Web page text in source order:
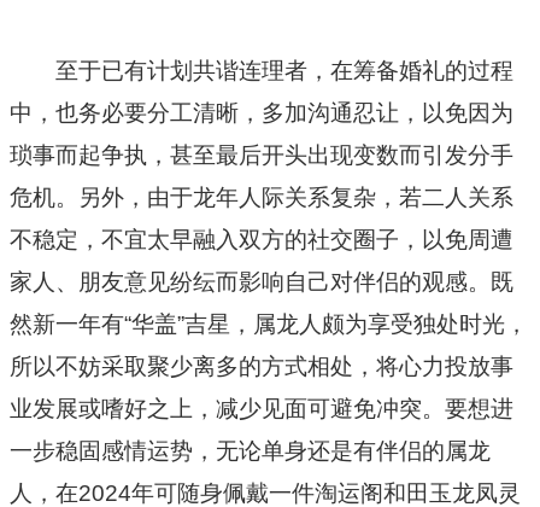
至于已有计划共谐连理者，在筹备婚礼的过程
中，也务必要分工清晰，多加沟通忍让，以免因为
琐事而起争执，甚至最后开头出现变数而引发分手
危机。另外，由于龙年人际关系复杂，若二人关系
不稳定，不宜太早融入双方的社交圈子，以免周遭
家人、朋友意见纷纭而影响自己对伴侣的观感。既
然新一年有“华盖”吉星，属龙人颇为享受独处时光，
所以不妨采取聚少离多的方式相处，将心力投放事
业发展或嗜好之上，减少见面可避免冲突。要想进
一步稳固感情运势，无论单身还是有伴侣的属龙
人，在2024年可随身佩戴一件淘运阁和田玉龙凤灵